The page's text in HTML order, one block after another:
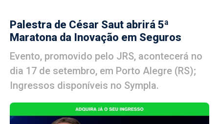
Palestra de César Saut abrirá 5ª
Maratona da Inovação em Seguros
Evento, promovido pelo JRS, acontecerá no
dia 17 de setembro, em Porto Alegre (RS);
Ingressos disponíveis no Sympla.